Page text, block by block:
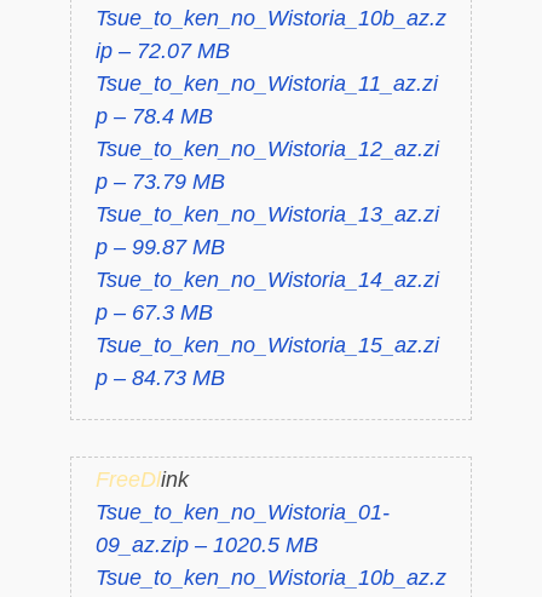
Tsue_to_ken_no_Wistoria_10b_az.z
ip – 72.07 MB
Tsue_to_ken_no_Wistoria_11_az.zi
p – 78.4 MB
Tsue_to_ken_no_Wistoria_12_az.zi
p – 73.79 MB
Tsue_to_ken_no_Wistoria_13_az.zi
p – 99.87 MB
Tsue_to_ken_no_Wistoria_14_az.zi
p – 67.3 MB
Tsue_to_ken_no_Wistoria_15_az.zi
p – 84.73 MB
FreeDlink
Tsue_to_ken_no_Wistoria_01-
09_az.zip – 1020.5 MB
Tsue_to_ken_no_Wistoria_10b_az.z